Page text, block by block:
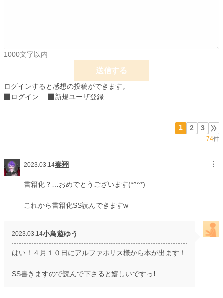
1000文字以内
送信する
ログインすると感想の投稿ができます。
ログイン
新規ユーザ登録
1 2 3
74件
2023.03.14奏翔 ︙
書籍化？…おめでとうございます(*^^*)
これから書籍化SS読んできますw
2023.03.14小鳥遊ゆう
はい！４月１０日にアルファポリス様から本が出ます！
SS書きますので読んで下さると嬉しいですっ❗